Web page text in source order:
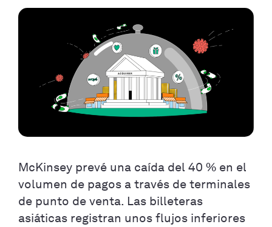
McKinsey prevé una caída del 40 % en el
volumen de pagos a través de terminales
de punto de venta. Las billeteras
asiáticas registran unos flujos inferiores